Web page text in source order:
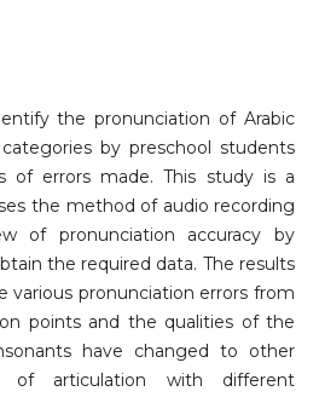
the pronunciation of Arabic
by preschool students
of errors made. This study is a
the method of audio recording
of pronunciation accuracy by
the required data. The results
various pronunciation errors from
points and the qualities of the
have changed to other
of articulation with different